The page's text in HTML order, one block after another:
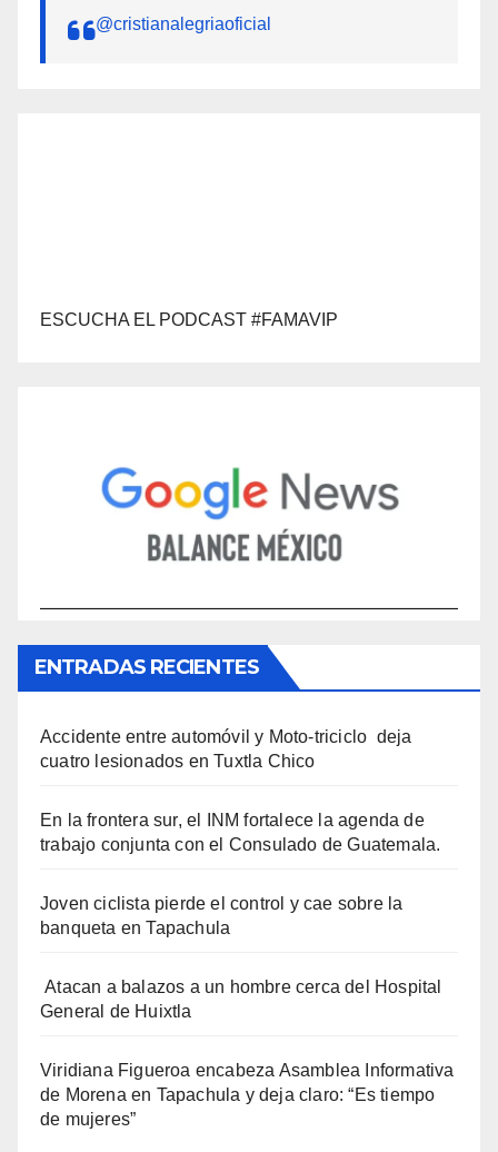
@cristianalegriaoficial
ESCUCHA EL PODCAST #FAMAVIP
ENTRADAS RECIENTES
Accidente entre automóvil y Moto-triciclo deja
cuatro lesionados en Tuxtla Chico
En la frontera sur, el INM fortalece la agenda de
trabajo conjunta con el Consulado de Guatemala.
Joven ciclista pierde el control y cae sobre la
banqueta en Tapachula
Atacan a balazos a un hombre cerca del Hospital
General de Huixtla
Viridiana Figueroa encabeza Asamblea Informativa
de Morena en Tapachula y deja claro: “Es tiempo
de mujeres”